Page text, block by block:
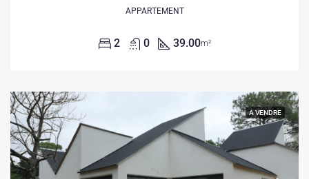
APPARTEMENT
2 0 39.00m²
A VENDRE